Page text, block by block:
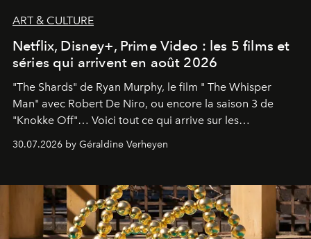
ART & CULTURE
Netflix, Disney+, Prime Video : les 5 films et
séries qui arrivent en août 2026
"The Shards" de Ryan Murphy, le film " The Whisper
Man" avec Robert De Niro, ou encore la saison 3 de
"Knokke Off"… Voici tout ce qui arrive sur les
plateformes de streaming en août 2026.
30.07.2026 by Géraldine Verheyen